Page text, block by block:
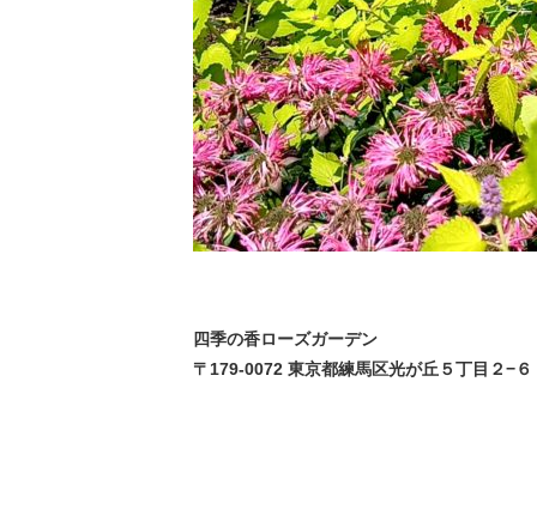
四季の香ローズガーデン
〒179-0072 東京都練馬区光が丘５丁目２−６